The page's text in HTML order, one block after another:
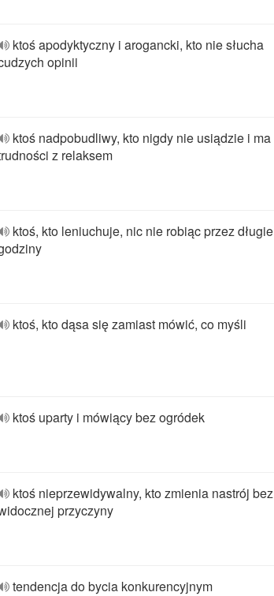
ktoś apodyktyczny i arogancki, kto nie słucha
opinii
ktoś nadpobudliwy, kto nigdy nie usiądzie i ma
z relaksem
ktoś, kto leniuchuje, nic nie robiąc przez długie
ktoś, kto dąsa się zamiast mówić, co myśli
ktoś uparty i mówiący bez ogródek
ktoś nieprzewidywalny, kto zmienia nastrój bez
przyczyny
tendencja do bycia konkurencyjnym